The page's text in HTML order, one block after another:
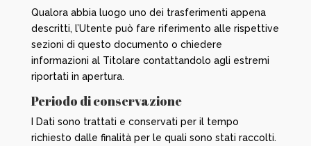
Qualora abbia luogo uno dei trasferimenti appena
descritti, l’Utente può fare riferimento alle rispettive
sezioni di questo documento o chiedere
informazioni al Titolare contattandolo agli estremi
riportati in apertura.
Periodo di conservazione
I Dati sono trattati e conservati per il tempo
richiesto dalle finalità per le quali sono stati raccolti.